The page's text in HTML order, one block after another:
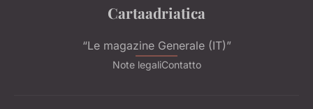
Cartaadriatica
“Le magazine Generale (IT)”
Note legaliContatto